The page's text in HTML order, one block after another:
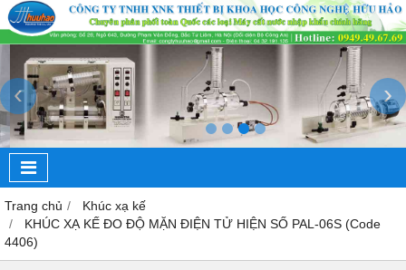
‹ ›
Trang chủ
Khúc xạ kế
KHÚC XẠ KẾ ĐO ĐỘ MẶN ĐIỆN TỬ HIỆN SỐ PAL-06S (Code
4406)